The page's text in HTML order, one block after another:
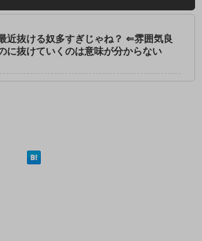
近抜ける奴多すぎじゃね？ ⇐雰囲気良
に抜けていくのは意味が分からない